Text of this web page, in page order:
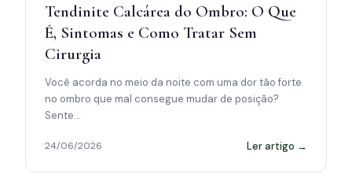
Tendinite Calcárea do Ombro: O Que
É, Sintomas e Como Tratar Sem
Cirurgia
Você acorda no meio da noite com uma dor tão forte
no ombro que mal consegue mudar de posição?
Sente…
24/06/2026 Ler artigo →